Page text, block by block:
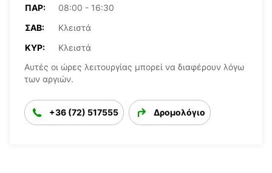
ΠΑΡ:
08:00 - 16:30
ΣΆΒ:
Κλειστά
ΚΥΡ:
Κλειστά
Αυτές οι ώρες λειτουργίας μπορεί να διαφέρουν λόγω
των αργιών.
+36 (72) 517555 Δρομολόγιο